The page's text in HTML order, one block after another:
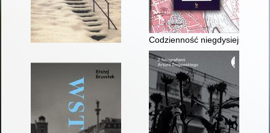
Codzienność niegdysiejszej